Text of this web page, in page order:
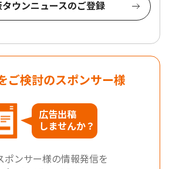
ウンニュースのご登録
ご検討のスポンサー様
広告出稿
しませんか？
ポンサー様の情報発信を